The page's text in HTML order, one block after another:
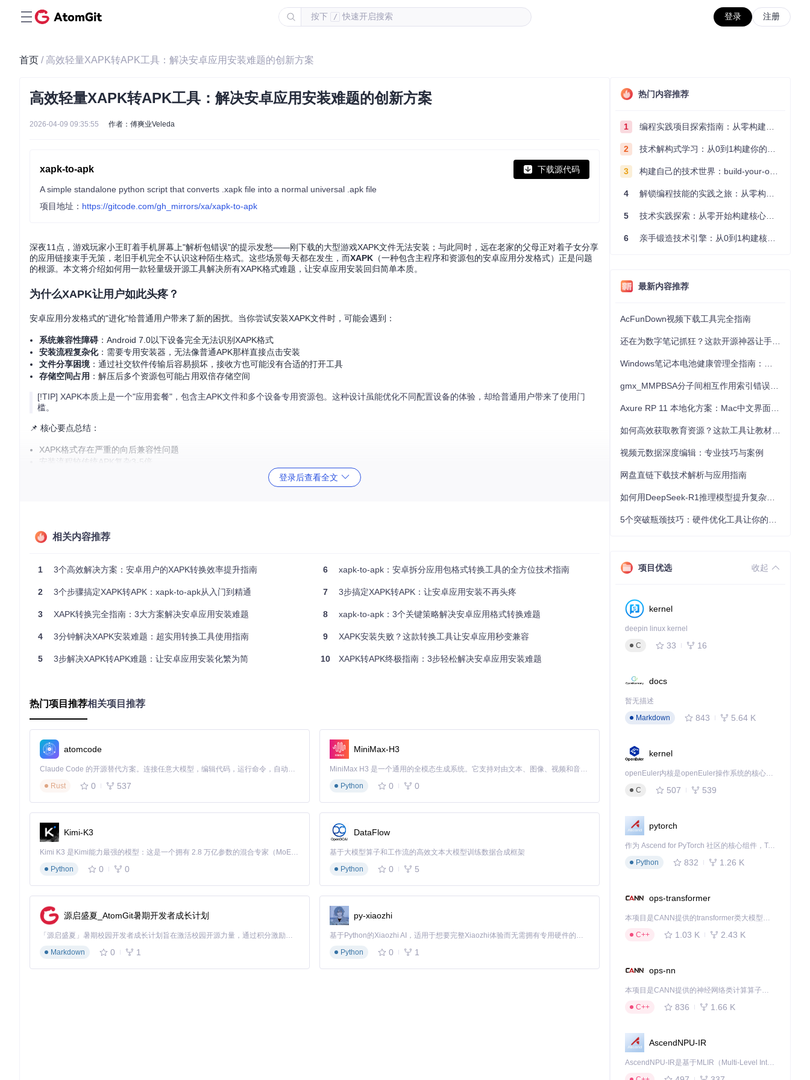
按下 / 快速开启搜索 登录 注册
首页 / 高效轻量XAPK转APK工具：解决安卓应用安装难题的创新方案
高效轻量XAPK转APK工具：解决安卓应用安装难题的创新方案
2026-04-09 09:35:55 作者：傅爽业Veleda
xapk-to-apk 下载源代码
A simple standalone python script that converts .xapk file into a normal universal .apk file
项目地址： https://gitcode.com/gh_mirrors/xa/xapk-to-apk
深夜11点，游戏玩家小王盯着手机屏幕上"解析包错误"的提示发愁——刚下载的大型游戏XAPK文件无法安装；与此同时，远在老家的父母正对着子女分享
的应用链接束手无策，老旧手机完全不认识这种陌生格式。这些场景每天都在发生，而XAPK （一种包含主程序和资源包的安卓应用分发格式）正是问题
的根源。本文将介绍如何用一款轻量级开源工具解决所有XAPK格式难题，让安卓应用安装回归简单本质。
为什么XAPK让用户如此头疼？
安卓应用分发格式的"进化"给普通用户带来了新的困扰。当你尝试安装XAPK文件时，可能会遇到：
系统兼容性障碍：Android 7.0以下设备完全无法识别XAPK格式
安装流程复杂化：需要专用安装器，无法像普通APK那样直接点击安装
文件分享困境：通过社交软件传输后容易损坏，接收方也可能没有合适的打开工具
存储空间占用 ：解压后多个资源包可能占用双倍存储空间
[!TIP] XAPK本质上是一个"应用套餐"，包含主APK文件和多个设备专用资源包。这种设计虽能优化不同配置设备的体验，却给普通用户带来了使用门
槛。
📌 核心要点总结：
XAPK格式存在严重的向后兼容性问题
安装流程较传统APK复杂3-5倍
面对XAPK格式难题，用户通常有三种选择，但各有局限：
在线转换工具：需要上传文件到第三方服务器，隐私安全无法保障，且受网络速度限制，300MB以上文件转换成功率低于60%
手动解压安装：普通用户难以完成复杂的命令行操作，且容易因步骤错误导致安装失败
这款纯Python编写的轻量级工具带来了三大突破：
真正的绿色便携：无需安装，下载后即可使用，整个工具包体积不足200KB
全平台自适应
：完美支持Windows、macOS和Linux系统，自动适配不同架构
智能环境检测
：启动时自动检查系统依赖，明确提示缺少的组件
平均转换速度
30秒内
系统资源占用
批量处理能力
社区支持
开源活跃 未知 厂商支持
🔍 工具选择秘诀：如果您重视隐私安全、转换速度和跨平台使用，xapk-to-apk是理想选择；若偶尔转换小文件且不介意数据上传，在线工具可临时使
用。
📌 核心要点总结：
绿色便携设计使其适合各种使用场景
开源特性保证了持续更新和问题修复
创新方案：三步完成XAPK转换的极简流程
登录后查看全文
相关内容推荐
1 3个高效解决方案：安卓用户的XAPK转换效率提升指南
2 3个步骤搞定XAPK转APK：xapk-to-apk从入门到精通
3 XAPK转换完全指南：3大方案解决安卓应用安装难题
4 3分钟解决XAPK安装难题：超实用转换工具使用指南
5 3步解决XAPK转APK难题：让安卓应用安装化繁为简
6 xapk-to-apk：安卓拆分应用包格式转换工具的全方位技术指南
7 3步搞定XAPK转APK：让安卓应用安装不再头疼
8 xapk-to-apk：3个关键策略解决安卓应用格式转换难题
9 XAPK安装失败？这款转换工具让安卓应用秒变兼容
10 XAPK转APK终极指南：3步轻松解决安卓应用安装难题
热门项目推荐相关项目推荐
atomcode
Claude Code 的开源替代方案。连接任意大模型，编辑代码，运行命令，自动验证 — 全自动执行。用 Rust 构建，极致性能。 ｜ An open-source alternative to Claude Code. Connect any LLM, edit code, run commands, and verify changes — autonomously. Built in Rust for speed. Get Started
Rust
0 537
MiniMax-H3
MiniMax H3 是一个通用的全模态生成系统。它支持对由文本、图像、视频和音频组成的多模态上下文进行统一理解，并能生成分辨率高达 2K、时长可达 15 秒的带原生立体声音频的视频。得益于面向任务泛化的系统设计，H3 在预训练阶段就已具备广泛的多模态上下文理解与生成能力，能够出色地执行复杂的多模态指令。
Python
0 0
Kimi-K3
Kimi K3 是Kimi能力最强的模型：这是一个拥有 2.8 万亿参数的混合专家（MoE）模型，具备原生视觉理解能力，并支持 100 万 token 的上下文窗口。
Python
0 0
DataFlow
基于大模型算子和工作流的高效文本大模型训练数据合成框架
Python
0 5
源启盛夏_AtomGit暑期开发者成长计划
「源启盛夏」暑期校园开发者成长计划旨在激活校园开源力量，通过积分激励、认证扶持、资源倾斜等形式，引导高校组织和开发者完成「入驻 — 建项目 — 做贡献 — 获认证 — 得资源」的完整闭环。无论你是想带领社团入驻平台的组织者，还是希望用代码贡献证明自己的开发者，都能在这里找到属于你的成长路径。
Markdown
0 1
py-xiaozhi
基于Python的Xiaozhi AI，适用于想要完整Xiaozhi体验而无需拥有专用硬件的用户。
Python
0 1
热门内容推荐
1 编程实践项目探索指南：从零构建技术能力体系
2 技术解构式学习：从0到1构建你的编程知识体系
3 构建自己的技术世界：build-your-own-x项目的实践探索指南
4 解锁编程技能的实践之旅：从零构建你的技术世界
5 技术实践探索：从零开始构建核心系统的实践指南
6 亲手锻造技术引擎：从0到1构建核心系统的实践指南
最新内容推荐
AcFunDown视频下载工具完全指南
视频元数据深度编辑：专业技巧与案例
网盘直链下载技术解析与应用指南
项目优选 收起
kernel
deepin linux kernel
C
33 16
docs
暂无描述
Markdown
843 5.64 K
kernel
openEuler内核是openEuler操作系统的核心，既是系统性能与稳定性的基石，也是连接处理器、设备与服务的桥梁。
C
507 539
pytorch
作为 Ascend for PyTorch 社区的核心组件，TorchNPU 是昇腾专为 PyTorch 打造的深度学习适配插件，使 PyTorch 框架能够直接调用昇腾 NPU，为开发者提供昇腾 AI 处理器的超强算力。
Python
832 1.26 K
ops-transformer
本项目是CANN提供的transformer类大模型算子库，实现网络在NPU上加速计算。
C++
1.03 K 2.43 K
ops-nn
本项目是CANN提供的神经网络类计算算子库，实现网络在NPU上加速计算。
C++
836 1.66 K
AscendNPU-IR
AscendNPU-IR是基于MLIR（Multi-Level Intermediate Representation）构建的，面向昇腾亲和算子编译时使用的中间表示，提供昇腾完备表达能力，通过编译优化提升昇腾AI处理器计算效率，支持通过生态框架使能昇腾AI处理器与深度调优